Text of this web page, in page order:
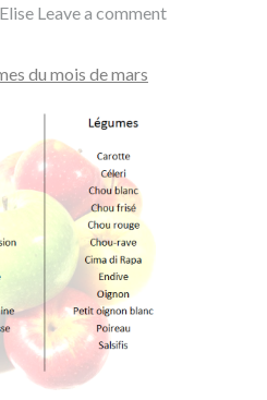
Leave a comment
du mois de mars